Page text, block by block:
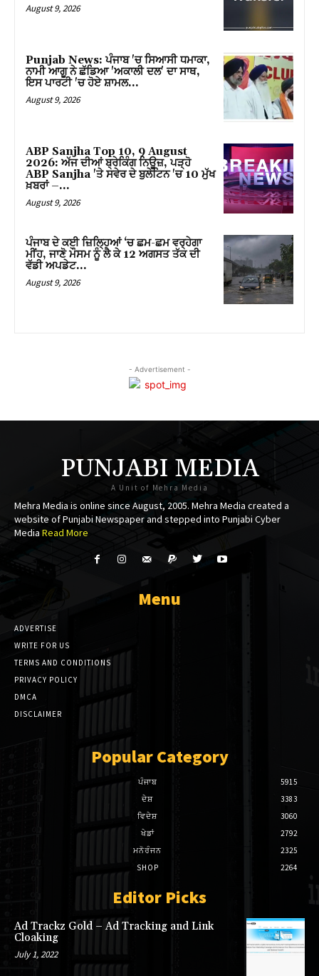
panel
panel
panel
panel
panel
panel
panel
panel
panel
panel
August 9, 2026
Punjab News: ਪੰਜਾਬ 'ਚ ਸਿਆਸੀ ਧਮਾਕਾ,
ਨਾਮੀ ਆਗੂ ਨੇ ਛੱਡਿਆ 'ਅਕਾਲੀ ਦਲ' ਦਾ ਸਾਥ,
ਇਸ ਪਾਰਟੀ 'ਚ ਹੋਏ ਸ਼ਾਮਲ…
August 9, 2026
ABP Sanjha Top 10, 9 August
2026: ਅੱਜ ਦੀਆਂ ਬ੍ਰੇਕਿੰਗ ਨਿਊਜ਼, ਪੜ੍ਹੋ
ABP Sanjha 'ਤੇ ਸਵੇਰ ਦੇ ਬੁਲੇਟਿਨ 'ਚ 10 ਮੁੱਖ
ਖ਼ਬਰਾਂ –...
August 9, 2026
ਪੰਜਾਬ ਦੇ ਕਈ ਜ਼ਿਲ੍ਹਿਆਂ ‘ਚ ਛਮ-ਛਮ ਵਰ੍ਹੇਗਾ
ਮੀਂਹ, ਜਾਣੋ ਮੌਸਮ ਨੂੰ ਲੈ ਕੇ 12 ਅਗਸਤ ਤੱਕ ਦੀ
ਵੱਡੀ ਅਪਡੇਟ…
August 9, 2026
- Advertisement -
PUNJABI MEDIA
A Unit of Mehra Media
Mehra Media is online since August, 2005. Mehra Media created a
website of Punjabi Newspaper and stepped into Punjabi Cyber
Media Read More
Menu
ADVERTISE
WRITE FOR US
TERMS AND CONDITIONS
PRIVACY POLICY
DMCA
DISCLAIMER
Popular Category
ਪੰਜਾਬ
5915
ਦੇਸ਼
3383
ਵਿਦੇਸ਼
3060
ਖੇਡਾਂ
2792
ਮਨੋਰੰਜਨ
2325
SHOP
2264
Editor Picks
Ad Trackz Gold – Ad Tracking and Link
Cloaking
July 1, 2022